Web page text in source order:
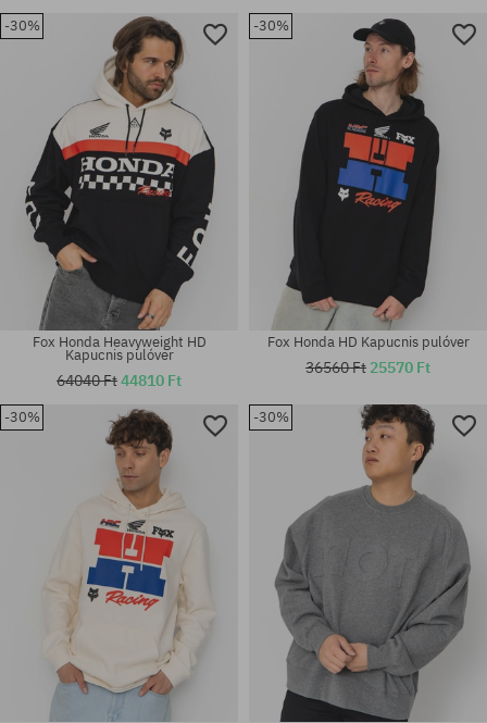
Elérhető méretek:
Elérhető méretek:
Elérhető méretek:
Elérhető méretek:
-30%
Fox Honda Heavyweight HD
Kapucnis pulóver
64040 Ft44810 Ft
-30%
Fox Honda HD Kapucnis pulóver
36560 Ft 25570 Ft
-30% -30%